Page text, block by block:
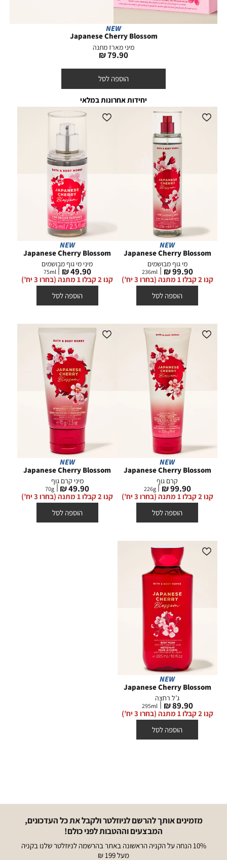
NEW
Japanese Cherry Blossom
מיני מארז מתנה
מחיר
מוצר
79.90 ₪
הוספה לסל
יחידות אחרונות במלאי
NEW
Japanese Cherry Blossom
מי גוף מבושמים
מחיר
מוצר
99.90 ₪
236ml
קנו 2 קבלו 1 מתנה (בחרו 3 יח’)
הוספה לסל
NEW
Japanese Cherry Blossom
מיני מי גוף מבושמים
מחיר
מוצר
49.90 ₪
75ml
קנו 2 קבלו 1 מתנה (בחרו 3 יח’)
הוספה לסל
NEW
Japanese Cherry Blossom
קרם גוף
מחיר
מוצר
99.90 ₪
226g
קנו 2 קבלו 1 מתנה (בחרו 3 יח’)
הוספה לסל
NEW
Japanese Cherry Blossom
מיני קרם גוף
מחיר
מוצר
49.90 ₪
70g
קנו 2 קבלו 1 מתנה (בחרו 3 יח’)
הוספה לסל
NEW
Japanese Cherry Blossom
ג’ל רחצה
מחיר
מוצר
89.90 ₪
295ml
קנו 2 קבלו 1 מתנה (בחרו 3 יח’)
הוספה לסל
מזמינים אותך להרשם לניוזלטר ולקבל את כל העדכונים,
המבצעים וההטבות לפני כולם!
10% הנחה על הקניה הראשונה באתר בהרשמה לניוזלטר שלנו בקניה
מעל 199 ₪